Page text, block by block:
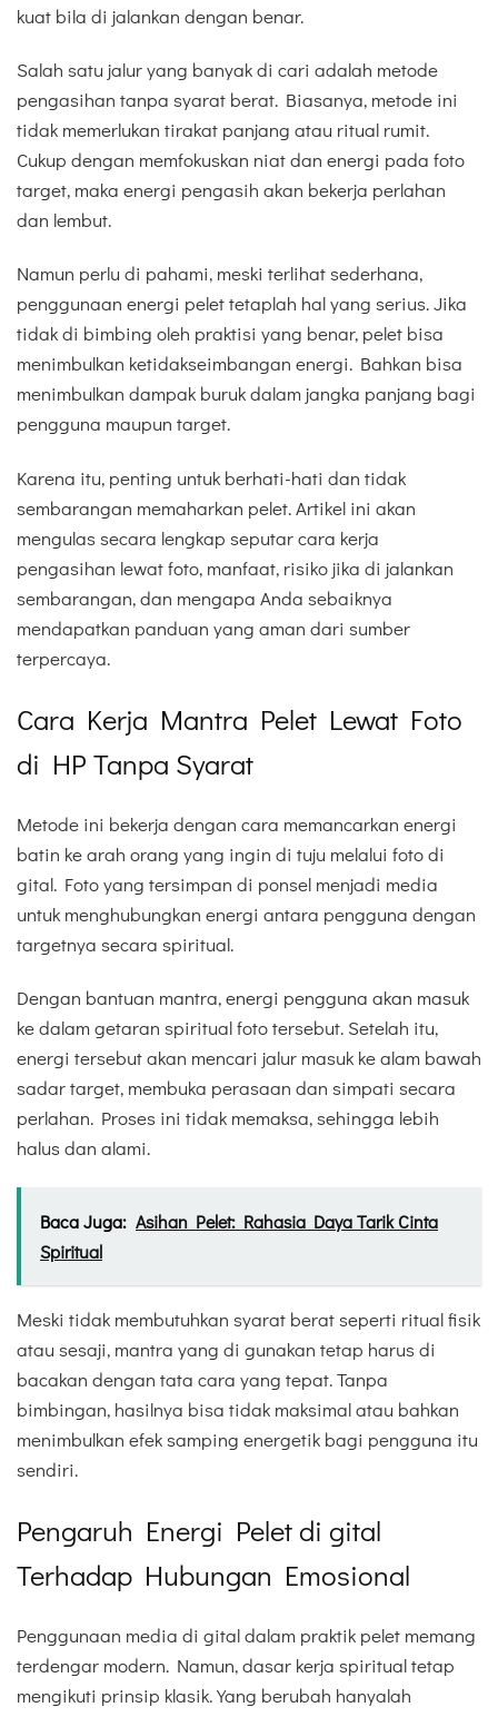
kuat bila di jalankan dengan benar.
Salah satu jalur yang banyak di cari adalah metode
pengasihan tanpa syarat berat. Biasanya, metode ini
tidak memerlukan tirakat panjang atau ritual rumit.
Cukup dengan memfokuskan niat dan energi pada foto
target, maka energi pengasih akan bekerja perlahan
dan lembut.
Namun perlu di pahami, meski terlihat sederhana,
penggunaan energi pelet tetaplah hal yang serius. Jika
tidak di bimbing oleh praktisi yang benar, pelet bisa
menimbulkan ketidakseimbangan energi. Bahkan bisa
menimbulkan dampak buruk dalam jangka panjang bagi
pengguna maupun target.
Karena itu, penting untuk berhati-hati dan tidak
sembarangan memaharkan pelet. Artikel ini akan
mengulas secara lengkap seputar cara kerja
pengasihan lewat foto, manfaat, risiko jika di jalankan
sembarangan, dan mengapa Anda sebaiknya
mendapatkan panduan yang aman dari sumber
terpercaya.
Cara Kerja Mantra Pelet Lewat Foto
di HP Tanpa Syarat
Metode ini bekerja dengan cara memancarkan energi
batin ke arah orang yang ingin di tuju melalui foto di
gital. Foto yang tersimpan di ponsel menjadi media
untuk menghubungkan energi antara pengguna dengan
targetnya secara spiritual.
Dengan bantuan mantra, energi pengguna akan masuk
ke dalam getaran spiritual foto tersebut. Setelah itu,
energi tersebut akan mencari jalur masuk ke alam bawah
sadar target, membuka perasaan dan simpati secara
perlahan. Proses ini tidak memaksa, sehingga lebih
halus dan alami.
Baca Juga: Asihan Pelet: Rahasia Daya Tarik Cinta
Spiritual
Meski tidak membutuhkan syarat berat seperti ritual fisik
atau sesaji, mantra yang di gunakan tetap harus di
bacakan dengan tata cara yang tepat. Tanpa
bimbingan, hasilnya bisa tidak maksimal atau bahkan
menimbulkan efek samping energetik bagi pengguna itu
sendiri.
Pengaruh Energi Pelet di gital
Terhadap Hubungan Emosional
Penggunaan media di gital dalam praktik pelet memang
terdengar modern. Namun, dasar kerja spiritual tetap
mengikuti prinsip klasik. Yang berubah hanyalah